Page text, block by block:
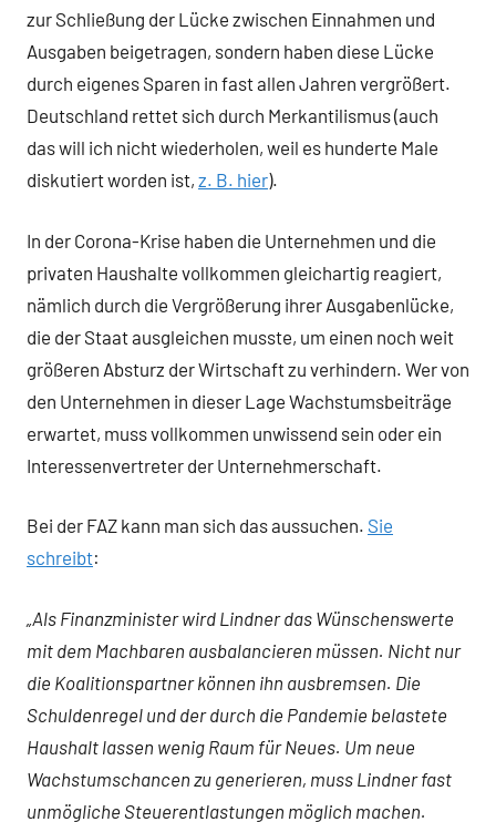
zur Schließung der Lücke zwischen Einnahmen und
Ausgaben beigetragen, sondern haben diese Lücke
durch eigenes Sparen in fast allen Jahren vergrößert.
Deutschland rettet sich durch Merkantilismus (auch
das will ich nicht wiederholen, weil es hunderte Male
diskutiert worden ist, z. B. hier).
In der Corona-Krise haben die Unternehmen und die
privaten Haushalte vollkommen gleichartig reagiert,
nämlich durch die Vergrößerung ihrer Ausgabenlücke,
die der Staat ausgleichen musste, um einen noch weit
größeren Absturz der Wirtschaft zu verhindern. Wer von
den Unternehmen in dieser Lage Wachstumsbeiträge
erwartet, muss vollkommen unwissend sein oder ein
Interessenvertreter der Unternehmerschaft.
Bei der FAZ kann man sich das aussuchen. Sie
schreibt:
„Als Finanzminister wird Lindner das Wünschenswerte
mit dem Machbaren ausbalancieren müssen. Nicht nur
die Koalitionspartner können ihn ausbremsen. Die
Schuldenregel und der durch die Pandemie belastete
Haushalt lassen wenig Raum für Neues. Um neue
Wachstumschancen zu generieren, muss Lindner fast
unmögliche Steuerentlastungen möglich machen.